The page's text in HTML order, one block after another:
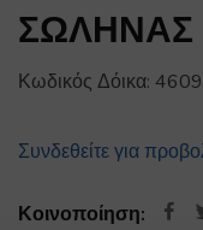
Κωδικός Δόικα:
Συνδεθείτε για
Κοινοποίηση: